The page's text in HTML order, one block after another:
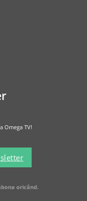
Omega TV!
oricând.